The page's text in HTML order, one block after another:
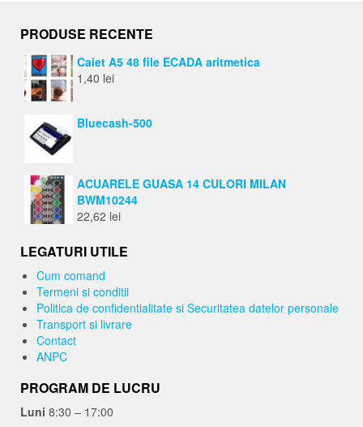
PRODUSE RECENTE
Caiet A5 48 file ECADA aritmetica
1,40 lei
Bluecash-500
ACUARELE GUASA 14 CULORI MILAN
BWM10244
22,62 lei
LEGATURI UTILE
Cum comand
Termeni si conditii
Politica de confidentialitate si Securitatea datelor personale
Transport si livrare
Contact
ANPC
PROGRAM DE LUCRU
Luni 8:30 – 17:00